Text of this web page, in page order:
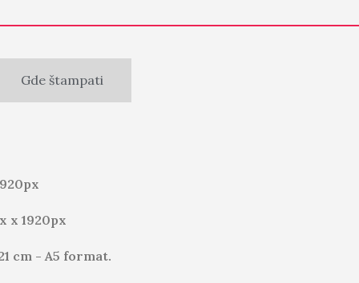
Gde štampati
x 1920px
cm - A5 format.